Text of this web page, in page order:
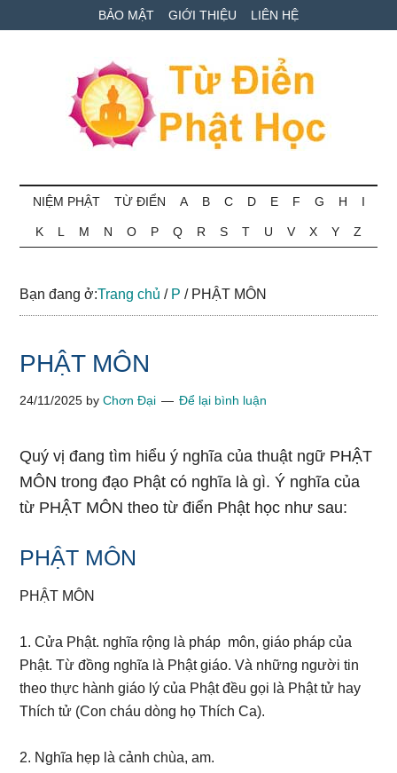
to
to
qua
BẢO MẬT GIỚI THIỆU LIÊN HỆ
Từ
điển
Phật
học
ngữ
NIỆM PHẬT TỪ ĐIỂN A B C D E F G H I
K L M N O P Q R S T U V X Y Z
Bạn đang ở:Trang chủ / P /PHẬT MÔN
PHẬT MÔN
24/11/2025 byChơn Đại Để lại bình luận
Quý vị đang tìm hiểu ý nghĩa của thuật ngữ PHẬT
MÔN trong đạo Phật có nghĩa là gì. Ý nghĩa của
từ PHẬT MÔN theo từ điển Phật học như sau:
PHẬT MÔN
PHẬT MÔN
1. Cửa Phật. nghĩa rộng là pháp môn, giáo pháp của
Phật. Từ đồng nghĩa là Phật giáo. Và những người tin
theo thực hành giáo lý của Phật đều gọi là Phật tử hay
Thích tử (Con cháu dòng họ Thích Ca).
2. Nghĩa hẹp là cảnh chùa, am.